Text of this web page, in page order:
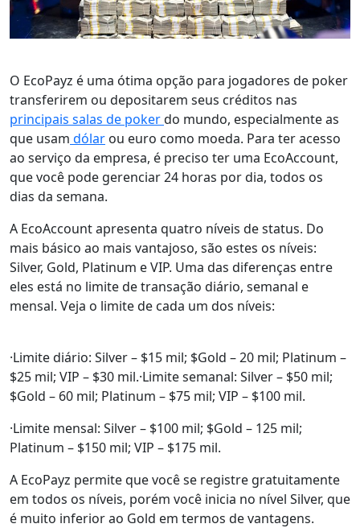
O EcoPayz é uma ótima opção para jogadores de poker
transferirem ou depositarem seus créditos nas
principais salas de pokerdo mundo, especialmente as
que usam dólar ou euro como moeda. Para ter acesso
ao serviço da empresa, é preciso ter uma EcoAccount,
que você pode gerenciar 24 horas por dia, todos os
dias da semana.
A EcoAccount apresenta quatro níveis de status. Do
mais básico ao mais vantajoso, são estes os níveis:
Silver, Gold, Platinum e VIP. Uma das diferenças entre
eles está no limite de transação diário, semanal e
mensal. Veja o limite de cada um dos níveis:
·Limite diário: Silver – $15 mil; $Gold – 20 mil; Platinum –
$25 mil; VIP – $30 mil.·Limite semanal: Silver – $50 mil;
$Gold – 60 mil; Platinum – $75 mil; VIP – $100 mil.
·Limite mensal: Silver – $100 mil; $Gold – 125 mil;
Platinum – $150 mil; VIP – $175 mil.
A EcoPayz permite que você se registre gratuitamente
em todos os níveis, porém você inicia no nível Silver, que
é muito inferior ao Gold em termos de vantagens.